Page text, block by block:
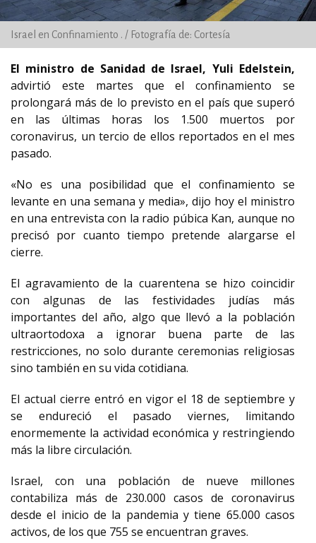
Israel en Confinamiento . / Fotografía de: Cortesía
El ministro de Sanidad de Israel, Yuli Edelstein,
advirtió este martes que el confinamiento se
prolongará más de lo previsto en el país que superó
en las últimas horas los 1.500 muertos por
coronavirus, un tercio de ellos reportados en el mes
pasado.
«No es una posibilidad que el confinamiento se
levante en una semana y media», dijo hoy el ministro
en una entrevista con la radio púbica Kan, aunque no
precisó por cuanto tiempo pretende alargarse el
cierre.
El agravamiento de la cuarentena se hizo coincidir
con algunas de las festividades judías más
importantes del año, algo que llevó a la población
ultraortodoxa a ignorar buena parte de las
restricciones, no solo durante ceremonias religiosas
sino también en su vida cotidiana.
El actual cierre entró en vigor el 18 de septiembre y
se endureció el pasado viernes, limitando
enormemente la actividad económica y restringiendo
más la libre circulación.
Israel, con una población de nueve millones
contabiliza más de 230.000 casos de coronavirus
desde el inicio de la pandemia y tiene 65.000 casos
activos, de los que 755 se encuentran graves.